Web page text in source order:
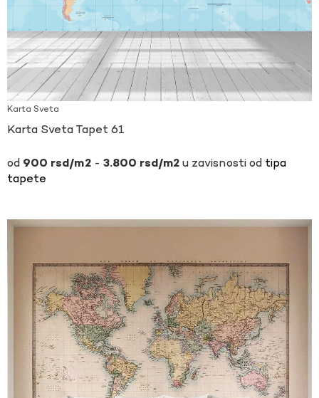
Karta Sveta
Karta Sveta Tapet 61
900 rsd - 3.800 rsd u zavisnosti od tipa
tapete